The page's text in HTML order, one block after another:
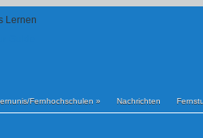
Lernen
Fernhochschulen » Nachrichten